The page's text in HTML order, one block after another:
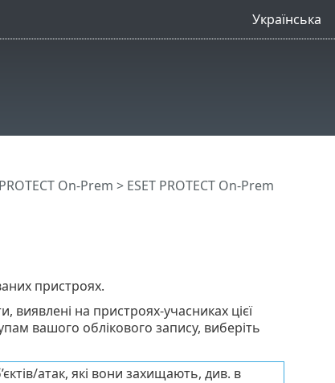
Українська
On-Prem > ESET PROTECT On-Prem
пристроях.
виявлені на пристроях-учасниках цієї
вашого облікового запису, виберіть
атак, які вони захищають, див. в